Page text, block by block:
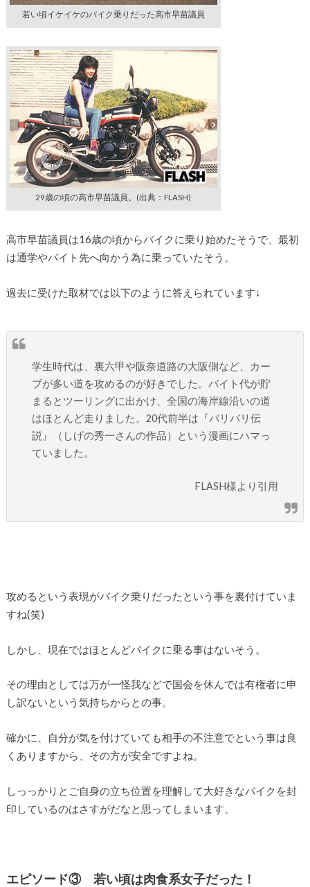
若い頃イケイケのバイク乗りだった高市早苗議員
29歳の頃の高市早苗議員。(出典：FLASH)
高市早苗議員は16歳の頃からバイクに乗り始めたそうで、最初
は通学やバイト先へ向かう為に乗っていたそう。
過去に受けた取材では以下のように答えられています↓
学生時代は、裏六甲や阪奈道路の大阪側など、カー
ブが多い道を攻めるのが好きでした。バイト代が貯
まるとツーリングに出かけ、全国の海岸線沿いの道
はほとんど走りました。20代前半は『バリバリ伝
説』（しげの秀一さんの作品）という漫画にハマっ
ていました。
FLASH様より引用
攻めるという表現がバイク乗りだったという事を裏付けていま
すね(笑)
しかし、現在ではほとんどバイクに乗る事はないそう。
その理由としては万が一怪我などで国会を休んでは有権者に申
し訳ないという気持ちからとの事。
確かに、自分が気を付けていても相手の不注意でという事は良
くありますから、その方が安全ですよね。
しっっかりとご自身の立ち位置を理解して大好きなバイクを封
印しているのはさすがだなと思ってしまいます。
エピソード③ 若い頃は肉食系女子だった！